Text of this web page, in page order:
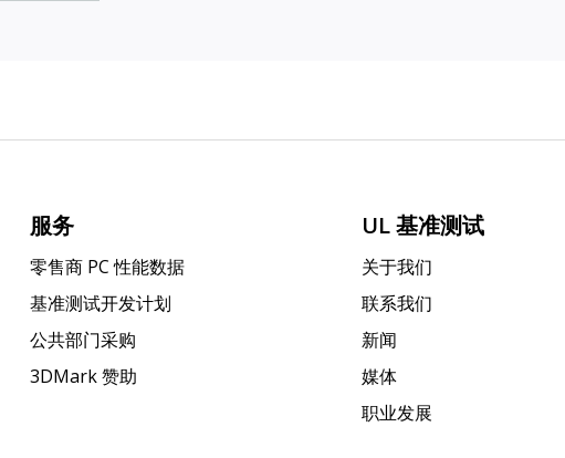
服务
零售商 PC 性能数据
基准测试开发计划
公共部门采购
3DMark 赞助
UL 基准测试
关于我们
联系我们
新闻
媒体
职业发展